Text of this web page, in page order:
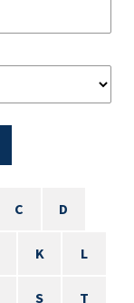
C D
K L
S T